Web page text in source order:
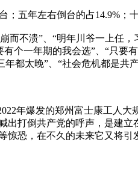
五年左右倒台的占14.9%；
而不溃”、“明年川爷一上任
个一年期的我会选”、“只要
都太晚”、“社会危机都是共
年爆发的郑州富士康工人
打倒共产党的呼声，是建
恐，在不久的未来它又将引